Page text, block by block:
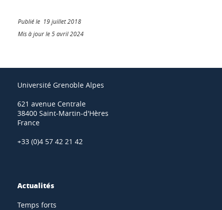
Publié le 19 juillet 2018
Mis à jour le 5 avril 2024
Université Grenoble Alpes
621 avenue Centrale
38400 Saint-Martin-d'Hères
France
+33 (0)4 57 42 21 42
Actualités
Temps forts